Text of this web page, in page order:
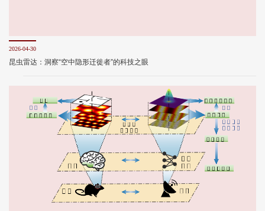
2026-04-30
昆虫雷达：洞察“空中隐形迁徙者”的科技之眼